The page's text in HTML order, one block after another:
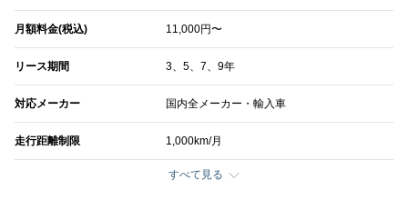
月額料金(税込) 11,000円〜
リース期間 3、5、7、9年
対応メーカー 国内全メーカー・輸入車
走行距離制限 1,000km/月
すべて見る